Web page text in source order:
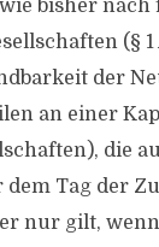
bisher
(§
der
an einer
die
Tag der
nur gilt,